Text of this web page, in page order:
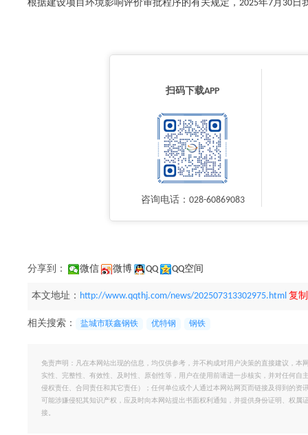
根据建设项目环境影响评价审批程序的有关规定，2025年7月30日
扫码下载APP
咨询电话：028-60869083
分享到： 微信 微博 QQ QQ空间
本文地址： http://www.qqthj.com/news/202507313302975.html 复
相关搜索： 盐城市联鑫钢铁 优特钢 钢铁
免责声明：凡在本网站出现的信息，均仅供参考，并不构成对用户决策的直接建议，
实性、完整性、有效性、及时性、原创性等，用户在使用前请进一步核实，并对任何
侵权责任、合同责任和其它责任）；任何单位或个人通过本网站网页而链接及得到的
可能涉嫌侵犯其知识产权，应及时向本网站提出书面权利通知，并提供身份证明、权
接。